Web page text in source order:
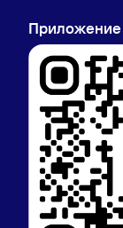
Приложение